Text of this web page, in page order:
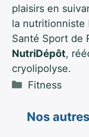
plaisirs en
la nutritionniste
Santé Sport de
NutriDépôt,
cryolipolyse.
Catégories
Fitness
Nos